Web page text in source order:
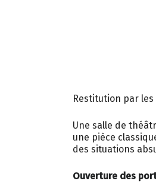
Restitution par
Une salle de
une pièce
des situations
Ouverture des